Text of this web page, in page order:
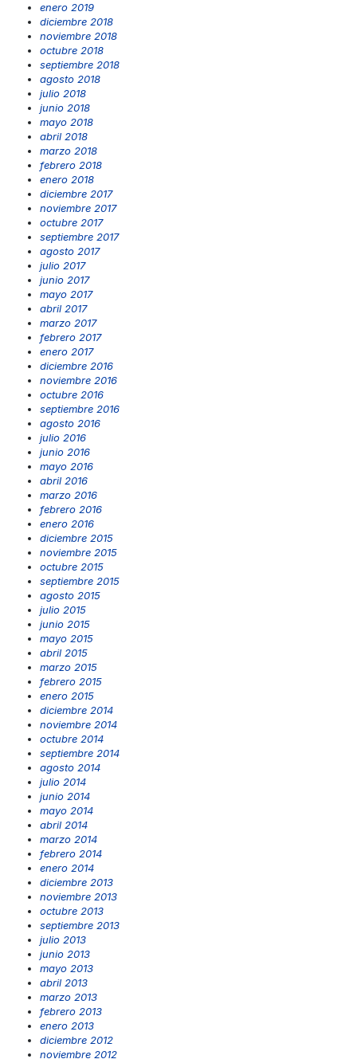
enero 2019
diciembre 2018
noviembre 2018
octubre 2018
septiembre 2018
agosto 2018
julio 2018
junio 2018
mayo 2018
abril 2018
marzo 2018
febrero 2018
enero 2018
diciembre 2017
noviembre 2017
octubre 2017
septiembre 2017
agosto 2017
julio 2017
junio 2017
mayo 2017
abril 2017
marzo 2017
febrero 2017
enero 2017
diciembre 2016
noviembre 2016
octubre 2016
septiembre 2016
agosto 2016
julio 2016
junio 2016
mayo 2016
abril 2016
marzo 2016
febrero 2016
enero 2016
diciembre 2015
noviembre 2015
octubre 2015
septiembre 2015
agosto 2015
julio 2015
junio 2015
mayo 2015
abril 2015
marzo 2015
febrero 2015
enero 2015
diciembre 2014
noviembre 2014
octubre 2014
septiembre 2014
agosto 2014
julio 2014
junio 2014
mayo 2014
abril 2014
marzo 2014
febrero 2014
enero 2014
diciembre 2013
noviembre 2013
octubre 2013
septiembre 2013
julio 2013
junio 2013
mayo 2013
abril 2013
marzo 2013
febrero 2013
enero 2013
diciembre 2012
noviembre 2012